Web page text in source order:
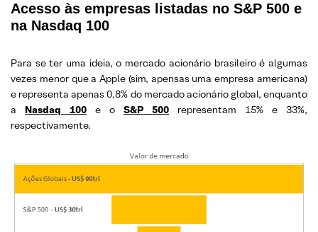
Acesso às empresas listadas no S&P 500 e
na Nasdaq 100
Para se ter uma ideia, o mercado acionário brasileiro é algumas
vezes menor que a Apple (sim, apensas uma empresa americana)
e representa apenas 0,8% do mercado acionário global, enquanto
a Nasdaq 100 e o S&P 500 representam 15% e 33%,
respectivamente.